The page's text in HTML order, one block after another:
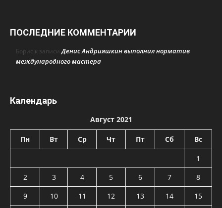
ПОСЛЕДНИЕ КОММЕНТАРИИ
Борис к записиДенис Андрияшкин выполнил норматив
международного мастера
Календарь
Август 2021
Пн Вт Ср Чт Пт Сб Вс
1
2
3 4 5 6 7
8
9
10 11 12 13 14
15